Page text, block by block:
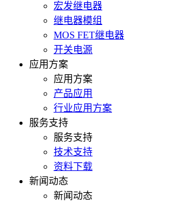
宏发继电器
继电器模组
MOS FET继电器
开关电源
应用方案
应用方案
产品应用
行业应用方案
服务支持
服务支持
技术支持
资料下载
新闻动态
新闻动态